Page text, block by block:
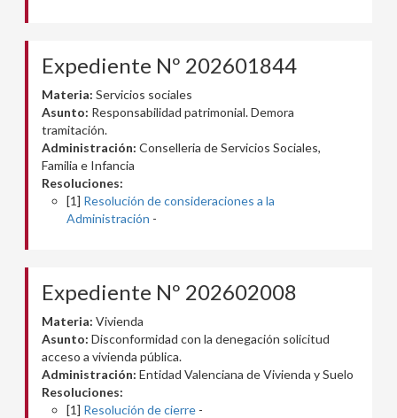
Expediente Nº 202601844
Materia: Servicios sociales
Asunto: Responsabilidad patrimonial. Demora
tramitación.
Administración: Conselleria de Servicios Sociales,
Familia e Infancia
Resoluciones:
[1] Resolución de consideraciones a la
Administración -
Expediente Nº 202602008
Materia: Vivienda
Asunto: Disconformidad con la denegación solicitud
acceso a vivienda pública.
Administración: Entidad Valenciana de Vivienda y Suelo
Resoluciones:
[1] Resolución de cierre -